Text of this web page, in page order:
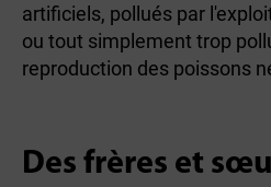
artificiels, pollués par
ou tout simplement trop
reproduction des poissons
Des frères et